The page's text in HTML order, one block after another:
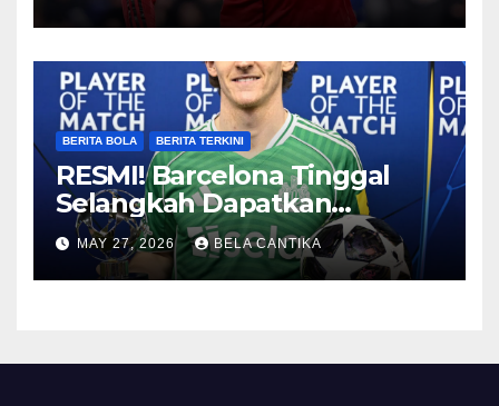
BERITA BOLA BERITA TERKINI
RESMI! Barcelona Tinggal
Selangkah Dapatkan
Anthony Gordon
MAY 27, 2026 BELA CANTIKA